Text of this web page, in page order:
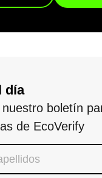
día
boletín
de EcoVerify